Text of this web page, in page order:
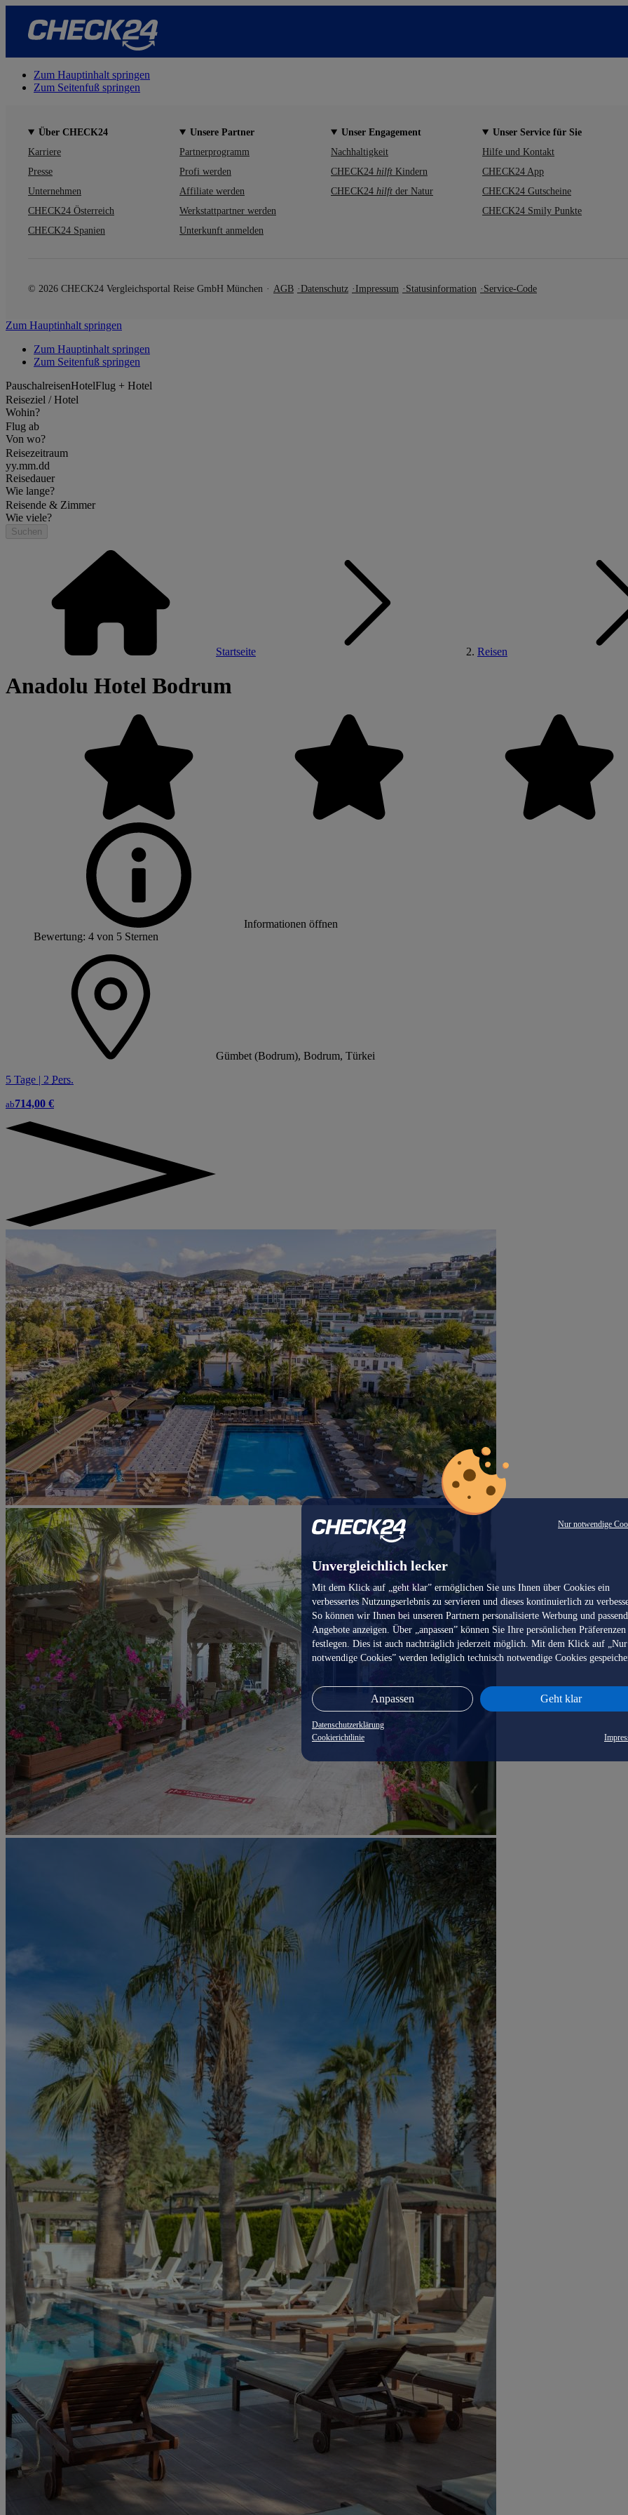
Nur notwendige
Unvergleichlich lecker
Mit dem Klick auf „geht klar” ermöglichen Sie uns Ihnen über Cookies ein
verbessertes Nutzungserlebnis zu servieren und dieses kontinuierlich zu
So können wir Ihnen bei unseren Partnern personalisierte Werbung und
Angebote anzeigen. Über „anpassen” können Sie Ihre persönlichen Präferenzen
festlegen. Dies ist auch nachträglich jederzeit möglich. Mit dem Klick auf „Nur
notwendige Cookies” werden lediglich technisch notwendige Cookies
Anpassen Geht klar
Datenschutzerklärung
Cookierichtlinie
Zum Hauptinhalt springen
Zum Seitenfuß springen
Über CHECK24
Karriere
Presse
Unternehmen
CHECK24 Österreich
CHECK24 Spanien
Unsere Partner
Partnerprogramm
Profi werden
Affiliate werden
Werkstattpartner werden
Unterkunft anmelden
Unser Engagement
Nachhaltigkeit
CHECK24 hilft Kindern
CHECK24 hilft der Natur
Unser Service für Sie
Hilfe und Kontakt
CHECK24 App
CHECK24 Gutscheine
CHECK24 Smily Punkte
© 2026 CHECK24 Vergleichsportal Reise GmbH München AGB Datenschutz Impressum Statusinformation Service-Code
Zum Hauptinhalt springen
Zum Hauptinhalt springen
Zum Seitenfuß springen
PauschalreisenHotelFlug + Hotel
Reiseziel / Hotel
Wohin?
Flug ab
Von wo?
Reisezeitraum
yy.mm.dd
Reisedauer
Wie lange?
Reisende & Zimmer
Wie viele?
Suchen
Startseite Reisen
Anadolu Hotel Bodrum
Informationen öffnen
Bewertung: 4 von 5 Sternen
Gümbet (Bodrum), Bodrum, Türkei
5 Tage | 2 Pers.
ab714,00 €